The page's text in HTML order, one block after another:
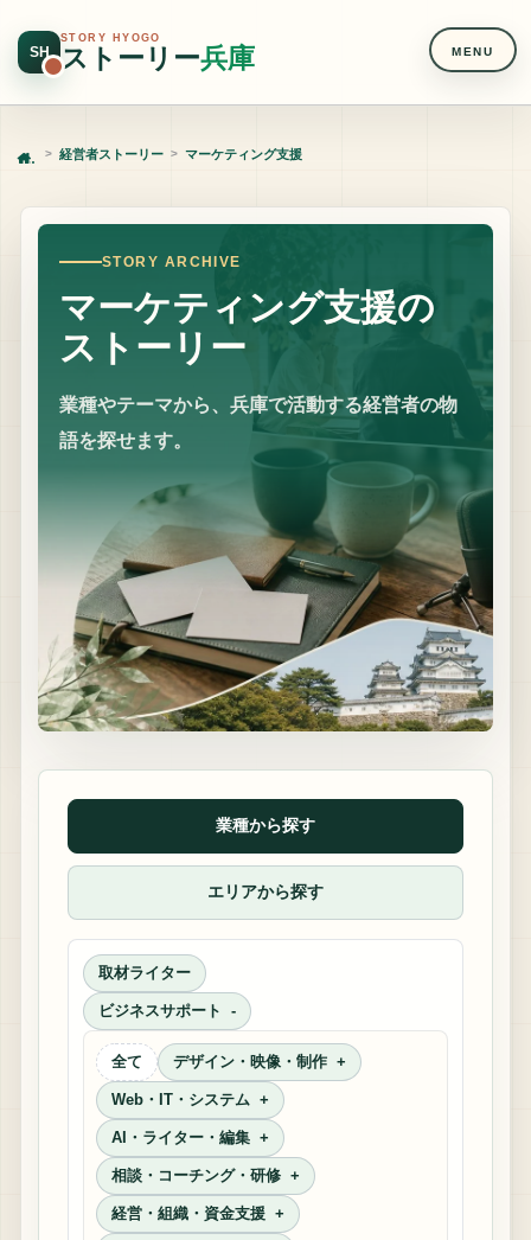
SH
STORY HYOGO
ストーリー兵庫 MENU
Home 経営者ストーリー マーケティング支援
STORY ARCHIVE
マーケティング支援の
ストーリー
業種やテーマから、兵庫で活動する経営者の物
語を探せます。
業種から探す
エリアから探す
取材ライター
ビジネスサポート
全て デザイン・映像・制作
Web・IT・システム
AI・ライター・編集
相談・コーチング・研修
経営・組織・資金支援